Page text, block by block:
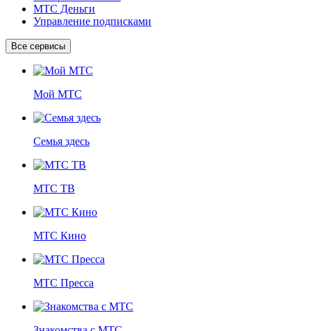
МТС Деньги
Управление подписками
Все сервисы
Мой МТС
Семья здесь
МТС ТВ
МТС Кино
МТС Пресса